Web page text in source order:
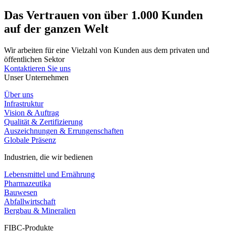
Das Vertrauen von über 1.000 Kunden
auf der ganzen Welt
Wir arbeiten für eine Vielzahl von Kunden aus dem privaten und
öffentlichen Sektor
Kontaktieren Sie uns
Unser Unternehmen
Über uns
Infrastruktur
Vision & Auftrag
Qualität & Zertifizierung
Auszeichnungen & Errungenschaften
Globale Präsenz
Industrien, die wir bedienen
Lebensmittel und Ernährung
Pharmazeutika
Bauwesen
Abfallwirtschaft
Bergbau & Mineralien
FIBC-Produkte